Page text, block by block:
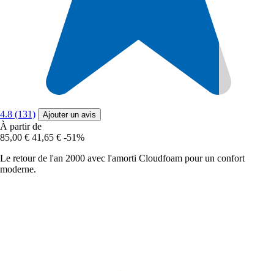
4.8 (131) Ajouter un avis
À partir de
85,00 € 41,65 € -51%
Le retour de l'an 2000 avec l'amorti Cloudfoam pour un confort
moderne.